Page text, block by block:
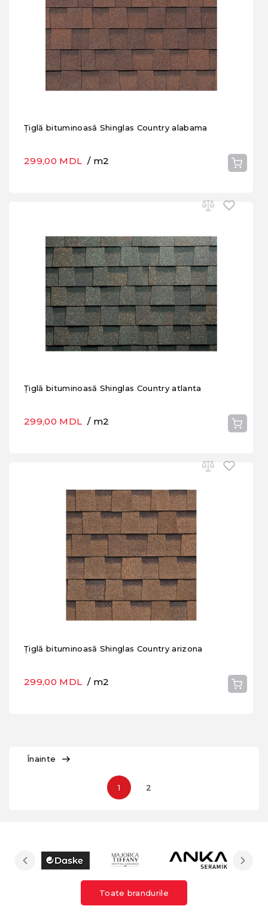
Țiglă bituminoasă Shinglas Country alabama
299,00 MDL / m2
Țiglă bituminoasă Shinglas Country atlanta
299,00 MDL / m2
Țiglă bituminoasă Shinglas Country arizona
299,00 MDL / m2
Înainte
1 2
Toate brandurile